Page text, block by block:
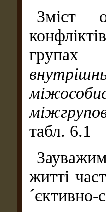
Зміст
табл. 6.1
житті
´єктивно-